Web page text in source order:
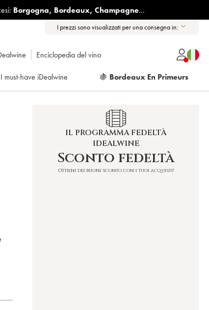
Borgogna, Bordeaux, Champagne...
I prezzi sono visualizzati per una consegna in:
Enciclopedia del vino
I must-have iDealwine 🍇 Bordeaux En Primeurs
IL PROGRAMMA FEDELTÀ
IDEALWINE
Sconto fedeltà
Ottieni dei buoni sconto con i tuoi acquisti!